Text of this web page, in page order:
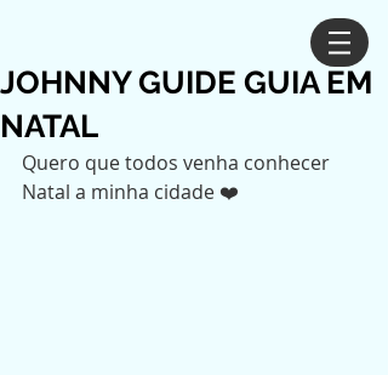
JOHNNY GUIDE GUIA EM
NATAL
Quero que todos venha conhecer
Natal a minha cidade ❤️